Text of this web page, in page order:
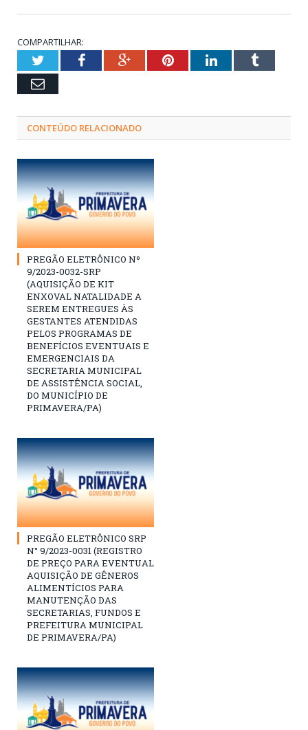
COMPARTILHAR:
TwitterFacebookGoogle+PinterestLinkedInTumblr
Email
CONTEÚDO RELACIONADO
PREGÃO ELETRÔNICO Nº
9/2023-0032-SRP
(AQUISIÇÃO DE KIT
ENXOVAL NATALIDADE A
SEREM ENTREGUES ÀS
GESTANTES ATENDIDAS
PELOS PROGRAMAS DE
BENEFÍCIOS EVENTUAIS E
EMERGENCIAIS DA
SECRETARIA MUNICIPAL
DE ASSISTÊNCIA SOCIAL,
DO MUNICÍPIO DE
PRIMAVERA/PA)
PREGÃO ELETRÔNICO SRP
N° 9/2023-0031 (REGISTRO
DE PREÇO PARA EVENTUAL
AQUISIÇÃO DE GÊNEROS
ALIMENTÍCIOS PARA
MANUTENÇÃO DAS
SECRETARIAS, FUNDOS E
PREFEITURA MUNICIPAL
DE PRIMAVERA/PA)